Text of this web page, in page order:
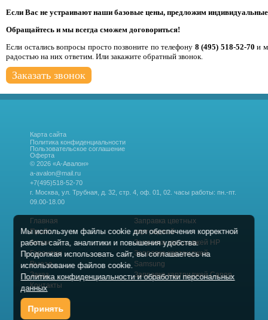
Если Вас не устраивают наши базовые цены, предложим
Обращайтесь и мы всегда сможем договориться!
Если остались вопросы просто позвоните по телефону 8 (495) 518-52-70 и
радостью на них ответим. Или закажите обратный звонок.
Заказать звонок
Карта сайта
Политика конфиденциальности
Пользовательское соглашение
Оферта
© 2026 «А-Авалон»
a-avalon@mail.ru
+7(495)518-52-70
г. Москва, ул. Трубная, д. 32, стр. 4, оф. 01, 02. часы работы: пн.-пт.
09.00-18.00
Главная
Прайс
Акции
Гарантии
Выезд
Заказ
Контакты
Заправка цветных
картриджей
Заправка картриджей HP
Заправка картриджей
Samsung
Заправка картриджей Canon
Мы используем файлы cookie для обеспечения корректной
работы сайта, аналитики и повышения удобства.
Продолжая использовать сайт, вы соглашаетесь на
использование файлов cookie.
Политика конфиденциальности и обработки персональных
данных
Принять